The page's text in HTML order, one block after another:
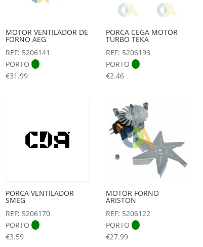
MOTOR VENTILADOR DE
FORNO AEG
REF: 5206141
PORTO
€31.99
PORCA CEGA MOTOR
TURBO TEKA
REF: 5206193
PORTO
€2.46
PORCA VENTILADOR
SMEG
REF: 5206170
PORTO
€3.59
MOTOR FORNO
ARISTON
REF: 5206122
PORTO
€27.99